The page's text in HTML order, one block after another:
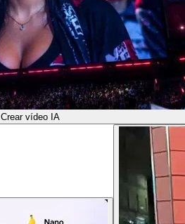
Crear vídeo IA